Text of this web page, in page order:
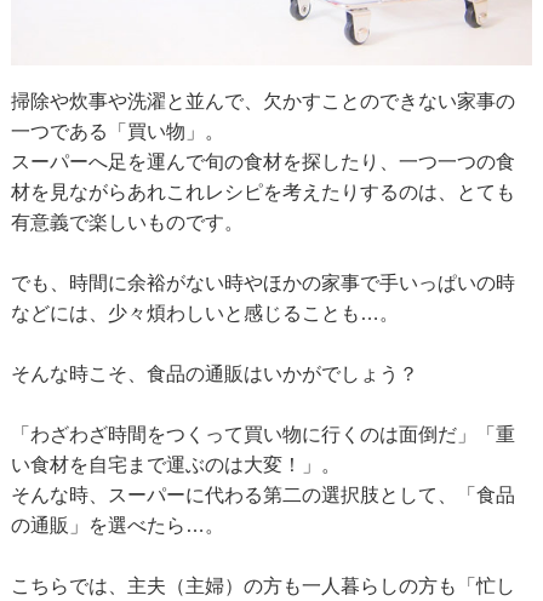
掃除や炊事や洗濯と並んで、欠かすことのできない家事の
一つである「買い物」。
スーパーへ足を運んで旬の食材を探したり、一つ一つの食
材を見ながらあれこれレシピを考えたりするのは、とても
有意義で楽しいものです。
でも、時間に余裕がない時やほかの家事で手いっぱいの時
などには、少々煩わしいと感じることも…。
そんな時こそ、食品の通販はいかがでしょう？
「わざわざ時間をつくって買い物に行くのは面倒だ」「重
い食材を自宅まで運ぶのは大変！」。
そんな時、スーパーに代わる第二の選択肢として、「食品
の通販」を選べたら…。
こちらでは、主夫（主婦）の方も一人暮らしの方も「忙し